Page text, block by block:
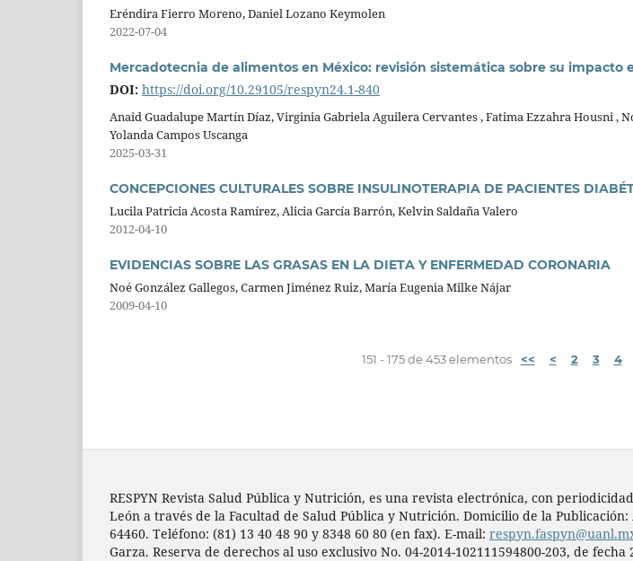
Eréndira Fierro Moreno, Daniel Lozano Keymolen
2022-07-04
Mercadotecnia de alimentos en México: revisión sistemática sobre su impacto
DOI: https://doi.org/10.29105/respyn24.1-840
Anaid Guadalupe Martín Díaz, Virginia Gabriela Aguilera Cervantes , Fatima Ezzahra Housni ,
Yolanda Campos Uscanga
2025-03-31
CONCEPCIONES CULTURALES SOBRE INSULINOTERAPIA DE PACIENTES
Lucila Patricia Acosta Ramírez, Alicia García Barrón, Kelvin Saldaña Valero
2012-04-10
EVIDENCIAS SOBRE LAS GRASAS EN LA DIETA Y ENFERMEDAD CORONARIA
Noé González Gallegos, Carmen Jiménez Ruiz, María Eugenia Milke Nájar
2009-04-10
151 - 175 de 453 elementos << < 2 3 4
RESPYN Revista Salud Pública y Nutrición, es una revista electrónica, con
León a través de la Facultad de Salud Pública y Nutrición. Domicilio de la
64460. Teléfono: (81) 13 40 48 90 y 8348 60 80 (en fax). E-mail:
Garza. Reserva de derechos al uso exclusivo No. 04-2014-102111594800-203, de